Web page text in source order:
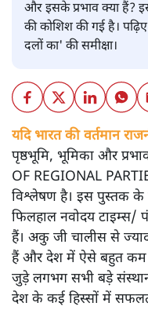
और इसके प्रभाव क्या हैं?
की कोशिश की गई है।
दलों का' की समीक्षा।
यदि भारत की वर्तमान
पृष्ठभूमि, भूमिका और
OF REGIONAL
विश्लेषण है। इस पुस्तक के
फिलहाल नवोदय टाइम्स/
हैं। अकु जी चालीस से
हैं और देश में ऐसे बहुत कम
जुड़े लगभग सभी बड़े
देश के कई हिस्सों में